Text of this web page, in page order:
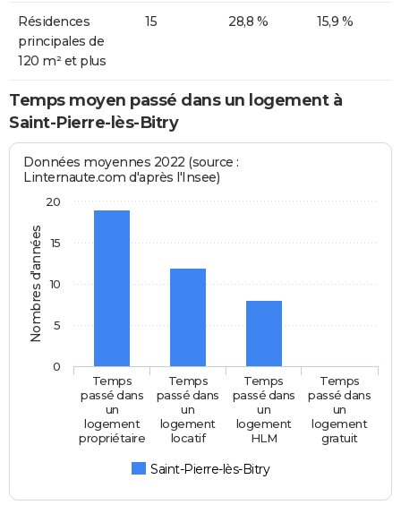
Résidences
principales de
120 m² et plus
15 28,8 % 15,9 %
Temps moyen passé dans un logement à
Saint-Pierre-lès-Bitry
Nombres d'années
Données moyennes 2022 (source :
Linternaute.com d'après l'Insee)
Saint-Pierre-lès-Bitry
Temps
passé dans
un
logement
propriétaire
Temps
passé dans
un
logement
locatif
Temps
passé dans
un
logement
HLM
Temps
passé dans
un
logement
gratuit
0
5
10
15
20